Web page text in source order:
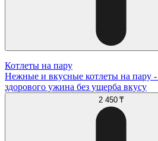
Котлеты на пару
Нежные и вкусные котлеты на пару
здорового ужина без ущерба вкусу
2 450 ₸